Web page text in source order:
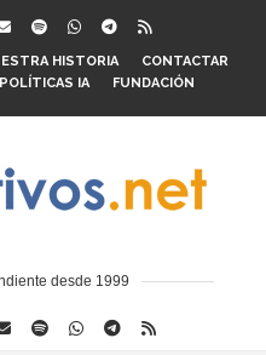
HISTORIA
CONTACTAR
POLÍTICAS IA FUNDACIÓN
desde 1999